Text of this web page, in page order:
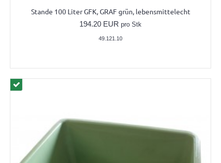
Stande 100 Liter GFK, GRAF grün, lebensmittelecht
194.20 EUR pro Stk
49.121.10